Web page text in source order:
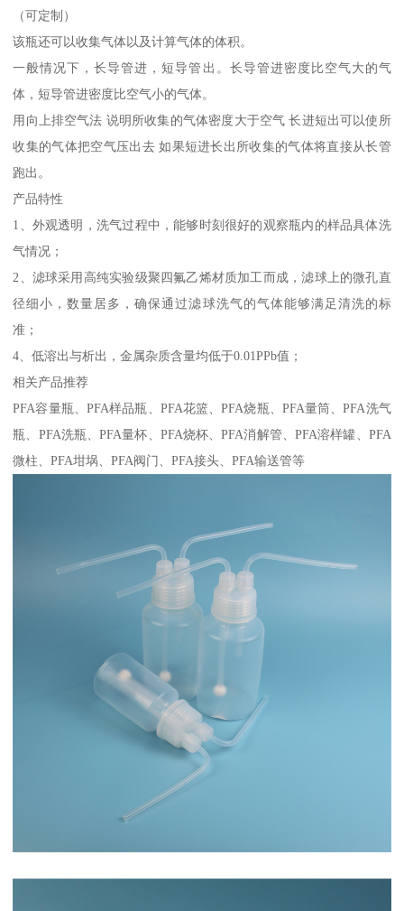
（可定制）
该瓶还可以收集气体以及计算气体的体积。
一般情况下，长导管进，短导管出。长导管进密度比空气大的气
体，短导管进密度比空气小的气体。
用向上排空气法 说明所收集的气体密度大于空气 长进短出可以使所
收集的气体把空气压出去 如果短进长出所收集的气体将直接从长管
跑出。
产品特性
1、外观透明，洗气过程中，能够时刻很好的观察瓶内的样品具体洗
气情况；
2、滤球采用高纯实验级聚四氟乙烯材质加工而成，滤球上的微孔直
径细小，数量居多，确保通过滤球洗气的气体能够满足清洗的标
准；
4、低溶出与析出，金属杂质含量均低于0.01PPb值；
相关产品推荐
PFA容量瓶、PFA样品瓶、PFA花篮、PFA烧瓶、PFA量筒、PFA洗气
瓶、PFA洗瓶、PFA量杯、PFA烧杯、PFA消解管、PFA溶样罐、PFA
微柱、PFA坩埚、PFA阀门、PFA接头、PFA输送管等